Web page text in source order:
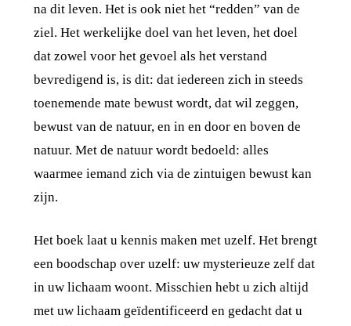
na dit leven. Het is ook niet het “redden” van de
ziel. Het werkelijke doel van het leven, het doel
dat zowel voor het gevoel als het verstand
bevredigend is, is dit: dat iedereen zich in steeds
toenemende mate bewust wordt, dat wil zeggen,
bewust van de natuur, en in en door en boven de
natuur. Met de natuur wordt bedoeld: alles
waarmee iemand zich via de zintuigen bewust kan
zijn.
Het boek laat u kennis maken met uzelf. Het brengt
een boodschap over uzelf: uw mysterieuze zelf dat
in uw lichaam woont. Misschien hebt u zich altijd
met uw lichaam geïdentificeerd en gedacht dat u